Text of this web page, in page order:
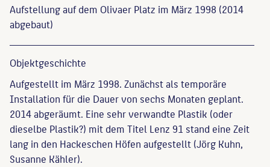
Aufstellung auf dem Olivaer Platz im März 1998 (2014
abgebaut)
Objekt­geschichte
Aufgestellt im März 1998. Zunächst als temporäre
Installation für die Dauer von sechs Monaten geplant.
2014 abgeräumt. Eine sehr verwandte Plastik (oder
dieselbe Plastik?) mit dem Titel Lenz 91 stand eine Zeit
lang in den Hackeschen Höfen aufgestellt (Jörg Kuhn,
Susanne Kähler).